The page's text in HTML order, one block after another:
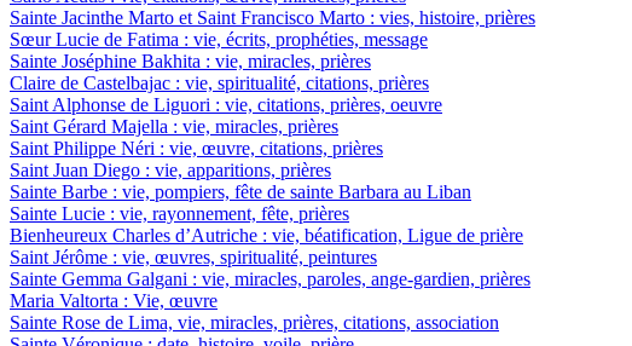
Sainte Jacinthe Marto et Saint Francisco Marto : vies, histoire, prières
Sœur Lucie de Fatima : vie, écrits, prophéties, message
Sainte Joséphine Bakhita : vie, miracles, prières
Claire de Castelbajac : vie, spiritualité, citations, prières
Saint Alphonse de Liguori : vie, citations, prières, oeuvre
Saint Gérard Majella : vie, miracles, prières
Saint Philippe Néri : vie, œuvre, citations, prières
Saint Juan Diego : vie, apparitions, prières
Sainte Barbe : vie, pompiers, fête de sainte Barbara au Liban
Sainte Lucie : vie, rayonnement, fête, prières
Bienheureux Charles d’Autriche : vie, béatification, Ligue de prière
Saint Jérôme : vie, œuvres, spiritualité, peintures
Sainte Gemma Galgani : vie, miracles, paroles, ange-gardien, prières
Maria Valtorta : Vie, œuvre
Sainte Rose de Lima, vie, miracles, prières, citations, association